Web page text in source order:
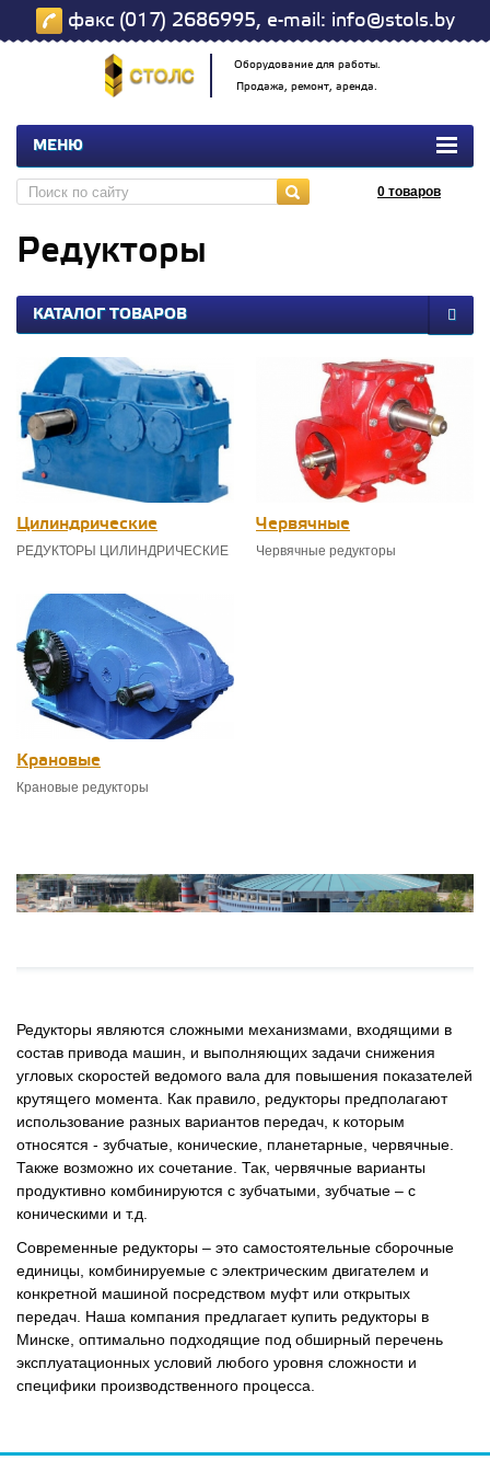
факс (017) 2686995, e-mail: info@stols.by
Оборудование для работы.
Продажа, ремонт, аренда.
МЕНЮ
0 товаров
Редукторы
КАТАЛОГ ТОВАРОВ
Цилиндрические
РЕДУКТОРЫ ЦИЛИНДРИЧЕСКИЕ
Червячные
Червячные редукторы
Крановые
Крановые редукторы
Редукторы являются сложными механизмами, входящими в
состав привода машин, и выполняющих задачи снижения
угловых скоростей ведомого вала для повышения показателей
крутящего момента. Как правило, редукторы предполагают
использование разных вариантов передач, к которым
относятся - зубчатые, конические, планетарные, червячные.
Также возможно их сочетание. Так, червячные варианты
продуктивно комбинируются с зубчатыми, зубчатые – с
коническими и т.д.
Современные редукторы – это самостоятельные сборочные
единицы, комбинируемые с электрическим двигателем и
конкретной машиной посредством муфт или открытых
передач. Наша компания предлагает купить редукторы в
Минске, оптимально подходящие под обширный перечень
эксплуатационных условий любого уровня сложности и
специфики производственного процесса.